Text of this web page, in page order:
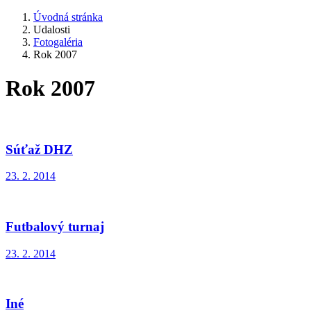
Úvodná stránka
Udalosti
Fotogaléria
Rok 2007
Rok 2007
Súťaž DHZ
23. 2. 2014
Futbalový turnaj
23. 2. 2014
Iné